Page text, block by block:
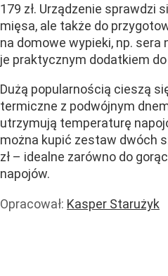
179 zł. Urządzenie sprawdzi
mięsa, ale także do
na domowe wypieki, np. sera
je praktycznym dodatkiem
Dużą popularnością cieszą
termiczne z podwójnym
utrzymują temperaturę
można kupić zestaw dwóch
zł – idealne zarówno do
napojów.
Opracował: Kasper Starużyk